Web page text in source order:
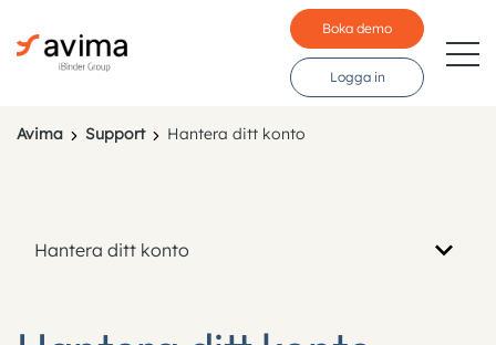
Boka demo
Logga in
Avima Support Hantera ditt konto
Hantera ditt konto